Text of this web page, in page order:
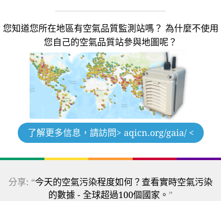
您知道您所在地區有空氣品質監測站嗎？ 為什麼不使用
您自己的空氣品質站參與地圖呢？
了解更多信息，請訪問> aqicn.org/gaia/ <
分享: “今天的空氣污染程度如何？查看實時空氣污染
的數據 - 全球超過100個國家。 ”